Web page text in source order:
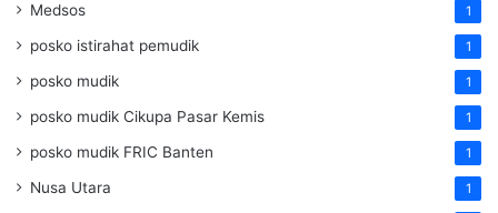
Medsos 1
posko istirahat pemudik 1
posko mudik 1
posko mudik Cikupa Pasar Kemis 1
posko mudik FRIC Banten 1
Nusa Utara 1